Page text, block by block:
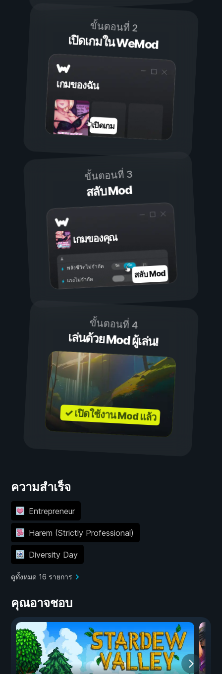
ขั้นตอนที่ 2
เปิดเกมใน WeMod
เกมของฉัน
เปิดเกม
ขั้นตอนที่ 3
สลับ Mod
เกมของคุณ
เปิด
ปิด
พลังชีวิตไม่จำกัด
แรงไม่จำกัด สลับ Mod
ขั้นตอนที่ 4
เล่นด้วย Mod ผู้เล่น!
✓ เปิดใช้งาน Mod แล้ว
ความสำเร็จ
Entrepreneur
Harem (Strictly Professional)
Diversity Day
ดูทั้งหมด 16 รายการ
คุณอาจชอบ